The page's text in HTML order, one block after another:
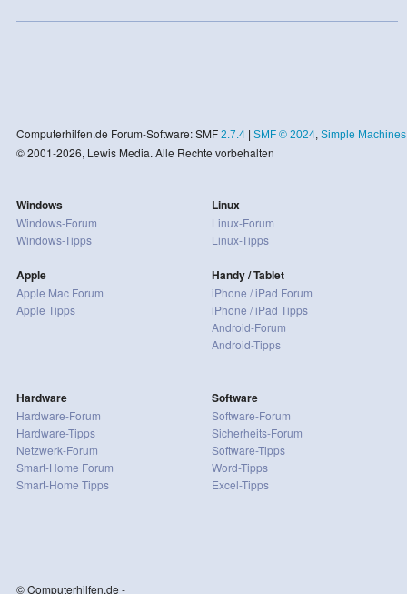
Computerhilfen.de Forum-Software: SMF 2.7.4| SMF © 2024, Simple Machines
© 2001-2026, Lewis Media. Alle Rechte vorbehalten
Windows
Windows-Forum
Windows-Tipps
Apple
Apple Mac Forum
Apple Tipps
Linux
Linux-Forum
Linux-Tipps
Handy / Tablet
iPhone / iPad Forum
iPhone / iPad Tipps
Android-Forum
Android-Tipps
Hardware
Hardware-Forum
Hardware-Tipps
Netzwerk-Forum
Smart-Home Forum
Smart-Home Tipps
Software
Software-Forum
Sicherheits-Forum
Software-Tipps
Word-Tipps
Excel-Tipps
© Computerhilfen.de -